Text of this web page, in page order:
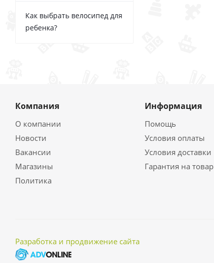
Как выбрать велосипед для
ребенка?
Компания
О компании
Новости
Вакансии
Магазины
Политика
Информация
Помощь
Условия оплаты
Условия доставки
Гарантия на товар
Разработка и продвижение сайта